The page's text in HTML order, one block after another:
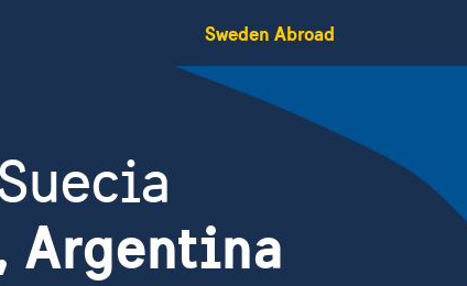
Sweden Abroad
Argentina